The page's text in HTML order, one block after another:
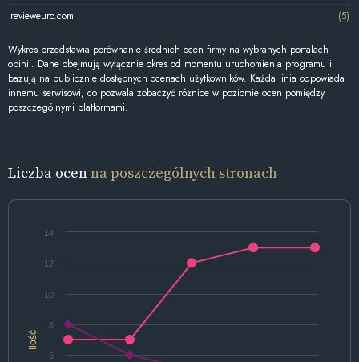
revieweuro.com
(5)
Wykres przedstawia porównanie średnich ocen firmy na wybranych portalach
opinii. Dane obejmują wyłącznie okres od momentu uruchomienia programu i
bazują na publicznie dostępnych ocenach użytkowników. Każda linia odpowiada
innemu serwisowi, co pozwala zobaczyć różnice w poziomie ocen pomiędzy
poszczególnymi platformami.
Liczba ocenna poszczególnych stronach
Ilość
6
8
10
12
14